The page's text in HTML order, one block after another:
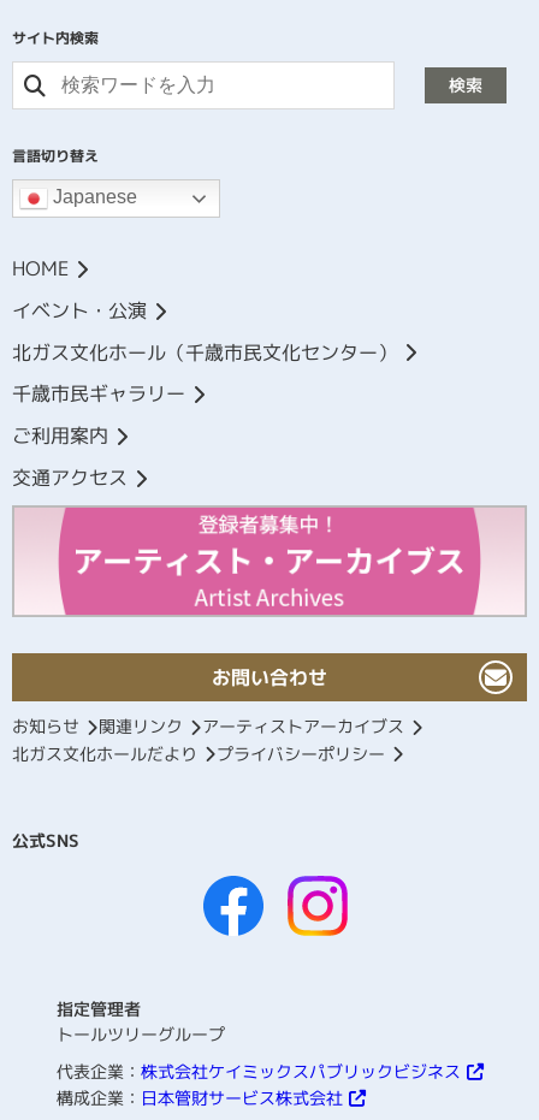
サイト内検索
検索
言語切り替え
Japanese
HOME
イベント・公演
北ガス文化ホール（千歳市民文化センター）
千歳市民ギャラリー
ご利用案内
交通アクセス
お問い合わせ
お知らせ 関連リンク
アーティストアーカイブス
北ガス文化ホールだより
プライバシーポリシー
公式SNS
指定管理者
トールツリーグループ
代表企業： 株式会社ケイミックスパブリックビジネス
構成企業： 日本管財サービス株式会社